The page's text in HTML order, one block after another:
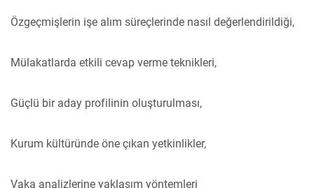
Özgeçmişlerin işe alım süreçlerinde nasıl değerlendirildiği,
Mülakatlarda etkili cevap verme teknikleri,
Güçlü bir aday profilinin oluşturulması,
Kurum kültüründe öne çıkan yetkinlikler,
Vaka analizlerine yaklaşım yöntemleri